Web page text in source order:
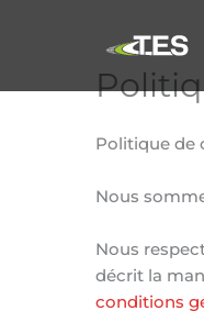
Politique de
Nous
Nous
décrit la
conditions